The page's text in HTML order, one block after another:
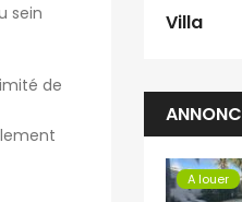
sein
de
Villa
A louer